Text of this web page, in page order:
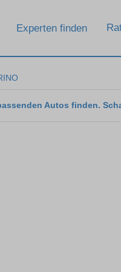
Experten finden
Autos finden.